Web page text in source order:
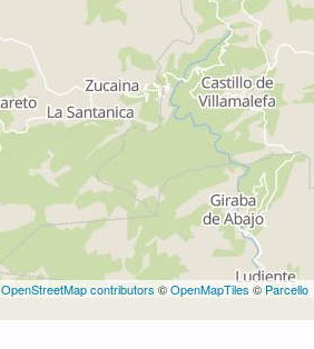
OpenStreetMap contributors ©OpenMapTiles ©Parcello